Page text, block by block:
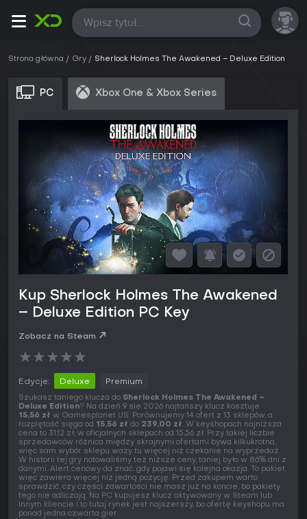
Wszystkie
Strona główna Gry Sherlock Holmes The Awakened – Deluxe Edition
PC Xbox One & Xbox Series
Kup Sherlock Holmes The Awakened
– Deluxe Edition PC Key
Zobacz na Steam
★★★★★
Edycje: Deluxe Premium
Szukasz taniego klucza do Sherlock Holmes The Awakened –
Deluxe Edition? Na dzień 9 sie 2026 najtańszy klucz kosztuje
15,56 zł w Gamesplanet US. Porównujemy 14 ofert z 13 sklepów, a
rozpiętość sięga od 15,56 zł do 239,00 zł. W keyshopach najniższa
cena to 31,12 zł, w oficjalnych sklepach od 15,56 zł. Przy takiej liczbie
sprzedawców różnica między skrajnymi ofertami bywa kilkukrotna,
więc sam wybór sklepu waży tu więcej niż czekanie na wyprzedaż.
W historii tej gry notowaliśmy też niższe ceny, taniej było w 86% dni z
danymi. Alert cenowy da znać, gdy pojawi się kolejna okazja. To pakiet,
więc zawiera więcej niż jedną pozycję. Przed zakupem warto
sprawdzić, czy części zawartości nie masz już na koncie, bo pakiety
tego nie odliczają. Na PC kupujesz klucz aktywowany w Steam lub
innym kliencie i to tutaj rynek jest najszerszy, bo ofertę keyshopu ma
ponad jedna czwarta gier.